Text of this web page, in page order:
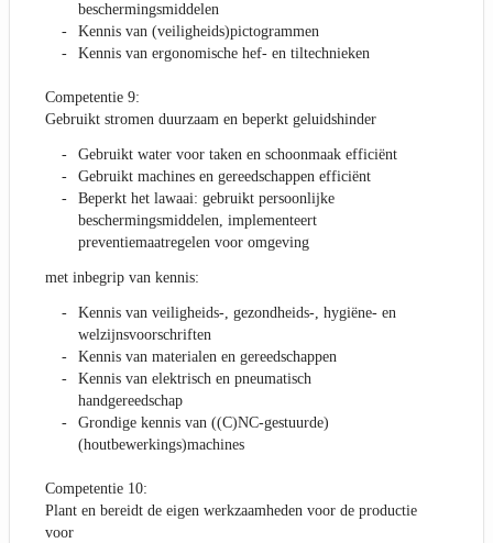
beschermingsmiddelen
Kennis van (veiligheids)pictogrammen
Kennis van ergonomische hef- en tiltechnieken
Competentie 9:
Gebruikt stromen duurzaam en beperkt geluidshinder
Gebruikt water voor taken en schoonmaak efficiënt
Gebruikt machines en gereedschappen efficiënt
Beperkt het lawaai: gebruikt persoonlijke
beschermingsmiddelen, implementeert
preventiemaatregelen voor omgeving
met inbegrip van kennis:
Kennis van veiligheids-, gezondheids-, hygiëne- en
welzijnsvoorschriften
Kennis van materialen en gereedschappen
Kennis van elektrisch en pneumatisch
handgereedschap
Grondige kennis van ((C)NC-gestuurde)
(houtbewerkings)machines
Competentie 10:
Plant en bereidt de eigen werkzaamheden voor de productie
voor